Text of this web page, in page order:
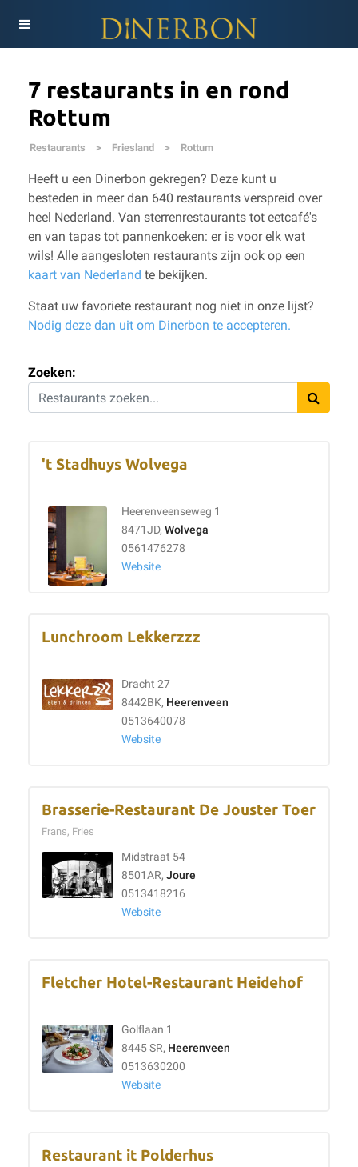
7 restaurants in en rond
Rottum
Restaurants > Friesland > Rottum
Heeft u een Dinerbon gekregen? Deze kunt u
besteden in meer dan 640 restaurants verspreid over
heel Nederland. Van sterrenrestaurants tot eetcafé's
en van tapas tot pannenkoeken: er is voor elk wat
wils! Alle aangesloten restaurants zijn ook op een
kaart van Nederland te bekijken.
Staat uw favoriete restaurant nog niet in onze lijst?
Nodig deze dan uit om Dinerbon te accepteren.
Zoeken:
't Stadhuys Wolvega
Heerenveenseweg 1
8471JD, Wolvega
0561476278
Website
Lunchroom Lekkerzzz
Dracht 27
8442BK, Heerenveen
0513640078
Website
Brasserie-Restaurant De Jouster Toer
Frans, Fries
Midstraat 54
8501AR, Joure
0513418216
Website
Fletcher Hotel-Restaurant Heidehof
Golflaan 1
8445 SR, Heerenveen
0513630200
Website
Restaurant it Polderhus